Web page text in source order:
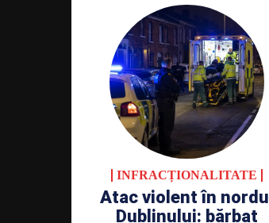
INFRACȚIONALITATE
Atac violent în nordul
Dublinului: bărbat